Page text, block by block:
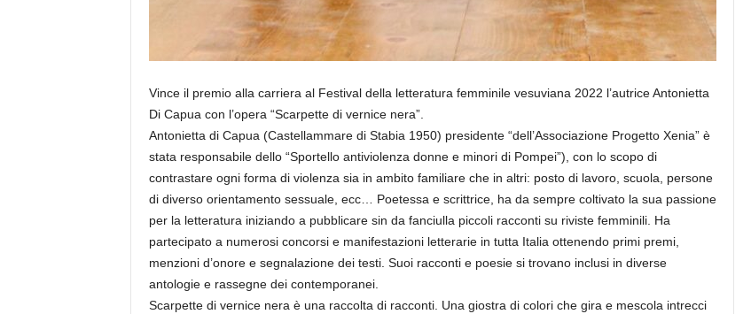
Vince il premio alla carriera al Festival della letteratura femminile vesuviana 2022 l’autrice Antonietta
Di Capua con l’opera “Scarpette di vernice nera”.
Antonietta di Capua (Castellammare di Stabia 1950) presidente “dell’Associazione Progetto Xenia” è
stata responsabile dello “Sportello antiviolenza donne e minori di Pompei”), con lo scopo di
contrastare ogni forma di violenza sia in ambito familiare che in altri: posto di lavoro, scuola, persone
di diverso orientamento sessuale, ecc… Poetessa e scrittrice, ha da sempre coltivato la sua passione
per la letteratura iniziando a pubblicare sin da fanciulla piccoli racconti su riviste femminili. Ha
partecipato a numerosi concorsi e manifestazioni letterarie in tutta Italia ottenendo primi premi,
menzioni d’onore e segnalazione dei testi. Suoi racconti e poesie si trovano inclusi in diverse
antologie e rassegne dei contemporanei.
Scarpette di vernice nera è una raccolta di racconti. Una giostra di colori che gira e mescola intrecci